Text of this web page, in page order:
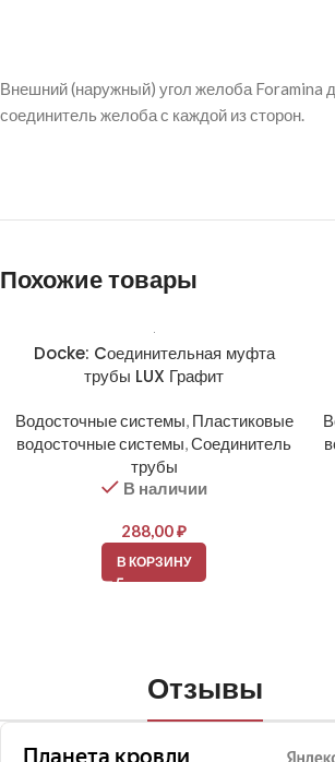
Внешний (наружный) угол желоба Foramina
соединитель желоба с каждой из сторон.
Похожие товары
Docke: Cоединительная муфта
трубы LUX Графит
Водосточные системы, Пластиковые
водосточные системы,Соединитель
трубы
В наличии
288,00₽
В КОРЗИНУ
Отзывы